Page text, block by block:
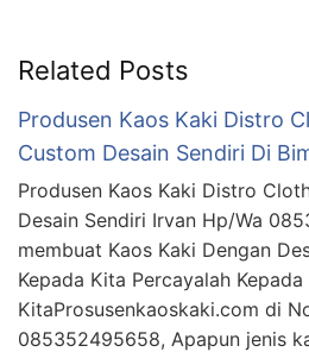
Related Posts
Produsen Kaos Kaki Distro
Custom Desain Sendiri Di
Produsen Kaos Kaki Distro
Desain Sendiri Irvan Hp/Wa
membuat Kaos Kaki Dengan
Kepada Kita Percayalah Kepada
KitaProsusenkaoskaki.com di
085352495658, Apapun jenis